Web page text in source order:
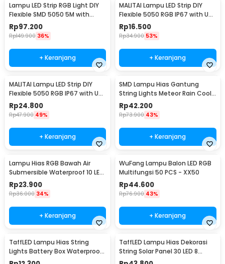
Lampu LED Strip RGB Light DIY
Flexible SMD 5050 5M with
Remote
Rp97.200
Rp149.900 36%
+ Keranjang
MALITAI Lampu LED Strip DIY
Flexible 5050 RGB IP67 with USB
Controller 1M - SMD2835
Rp16.500
Rp34.900 53%
+ Keranjang
MALITAI Lampu LED Strip DIY
Flexible 5050 RGB IP67 with USB
Controller 2M - SMD2835
Rp24.800
Rp47.900 49%
+ Keranjang
SMD Lampu Hias Gantung
String Lights Meteor Rain Cool
White 30cm 8 PCS
Rp42.200
Rp73.900 43%
+ Keranjang
Lampu Hias RGB Bawah Air
Submersible Waterproof 10 LED
with Remote - 13017
Rp23.900
Rp36.000 34%
+ Keranjang
WuFang Lampu Balon LED RGB
Multifungsi 50 PCS - XX50
Rp44.600
Rp76.900 43%
+ Keranjang
TaffLED Lampu Hias String
Lights Battery Box Waterproof
50 LED 5M - G5
TaffLED Lampu Hias Dekorasi
String Solar Panel 30 LED 8
Mode 6.5M - 896